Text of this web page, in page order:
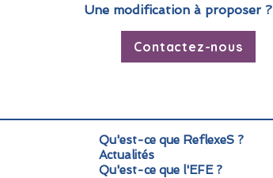
Une modification à proposer ?
Contactez-nous
Qu'est-ce que ReflexeS ?
Actualités
Qu'est-ce que l'EFE ?